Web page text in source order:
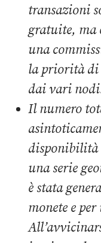
transazioni
gratuite, ma
una
la priorità di
dai vari
Il numero
disponibilità
una serie
è stata
monete e